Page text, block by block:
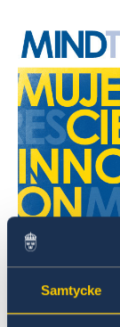
Samtycke
Para
a varias
contando
sectores de